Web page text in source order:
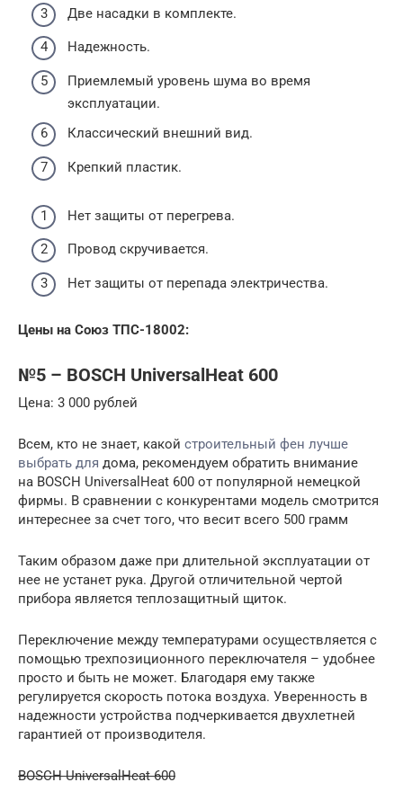
Две насадки в комплекте.
Надежность.
Приемлемый уровень шума во время
эксплуатации.
Классический внешний вид.
Крепкий пластик.
Нет защиты от перегрева.
Провод скручивается.
Нет защиты от перепада электричества.
Цены на Союз ТПС-18002:
№5 – BOSCH UniversalHeat 600
Цена: 3 000 рублей
Всем, кто не знает, какой строительный фен лучше
выбрать для дома, рекомендуем обратить внимание
на BOSCH UniversalHeat 600 от популярной немецкой
фирмы. В сравнении с конкурентами модель смотрится
интереснее за счет того, что весит всего 500 грамм
Таким образом даже при длительной эксплуатации от
нее не устанет рука. Другой отличительной чертой
прибора является теплозащитный щиток.
Переключение между температурами осуществляется с
помощью трехпозиционного переключателя – удобнее
просто и быть не может. Благодаря ему также
регулируется скорость потока воздуха. Уверенность в
надежности устройства подчеркивается двухлетней
гарантией от производителя.
BOSCH UniversalHeat 600